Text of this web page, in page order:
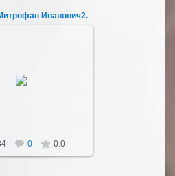
Иванович2.
0 0.0